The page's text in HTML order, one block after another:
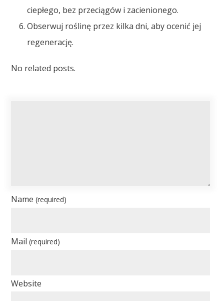
ciepłego, bez przeciągów i zacienionego.
Obserwuj roślinę przez kilka dni, aby ocenić jej
regenerację.
No related posts.
Name(required)
Mail(required)
Website